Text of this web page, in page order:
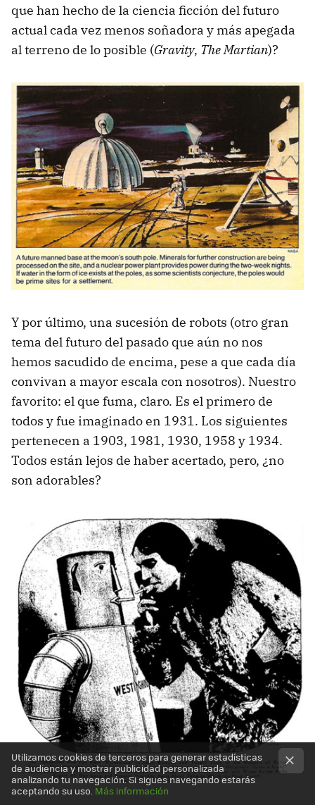
que han hecho de la ciencia ficción del futuro
actual cada vez menos soñadora y más apegada
al terreno de lo posible (Gravity, The Martian)?
Y por último, una sucesión de robots (otro gran
tema del futuro del pasado que aún no nos
hemos sacudido de encima, pese a que cada día
convivan a mayor escala con nosotros). Nuestro
favorito: el que fuma, claro. Es el primero de
todos y fue imaginado en 1931. Los siguientes
pertenecen a 1903, 1981, 1930, 1958 y 1934.
Todos están lejos de haber acertado, pero, ¿no
son adorables?
Utilizamos cookies de terceros para generar estadísticas
de audiencia y mostrar publicidad personalizada
analizando tu navegación. Si sigues navegando estarás
aceptando su uso. Más información